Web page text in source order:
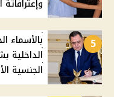
وإعترافاتة
5
بالأسماء
الجنسية